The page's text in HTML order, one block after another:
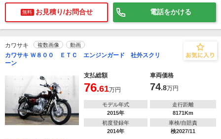
無料 お見積り/お問合せ 電話をかける
カワサキ 複数画像 動画
カワサキ Ｗ８００ ＥＴＣ エンジンガード 社外スクリ
ーン
支払総額
車両価格
76.61万円 74.8万円
モデル年式
2015年
走行距離
8171Km
初度登録年
2014年
車検/自賠責
検2027/11